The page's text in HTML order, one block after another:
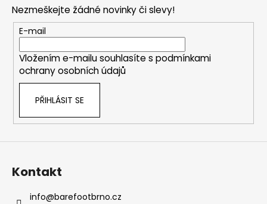
Nezmeškejte žádné novinky či slevy!
E-mail
Vložením e-mailu souhlasíte s podmínkami
ochrany osobních údajů
PŘIHLÁSIT SE
Kontakt
info@barefootbrno.cz